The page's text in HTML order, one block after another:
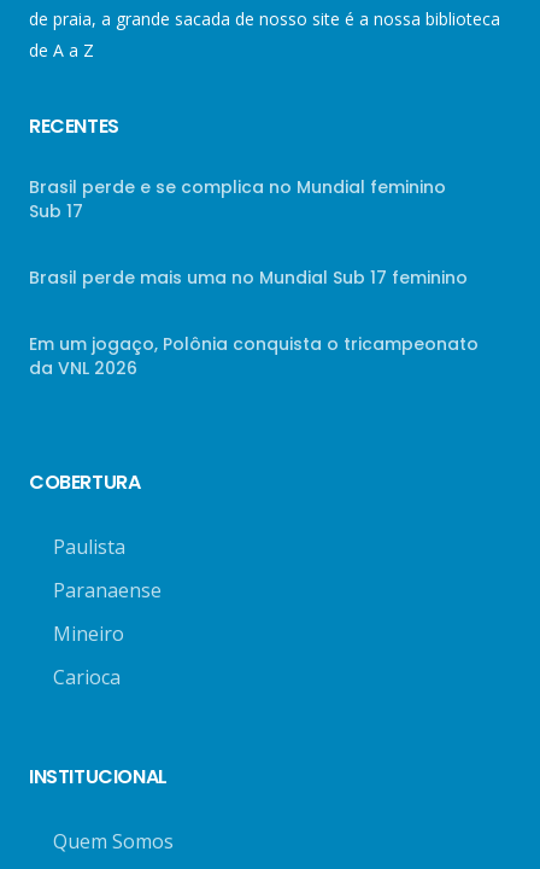
de praia, a grande sacada de nosso site é a nossa biblioteca
de A a Z
RECENTES
Brasil perde e se complica no Mundial feminino
Sub 17
Brasil perde mais uma no Mundial Sub 17 feminino
Em um jogaço, Polônia conquista o tricampeonato
da VNL 2026
COBERTURA
Paulista
Paranaense
Mineiro
Carioca
INSTITUCIONAL
Quem Somos